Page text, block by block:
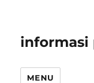
MENU